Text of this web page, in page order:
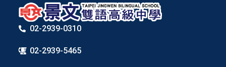
02-2939-0310
02-2939-5465